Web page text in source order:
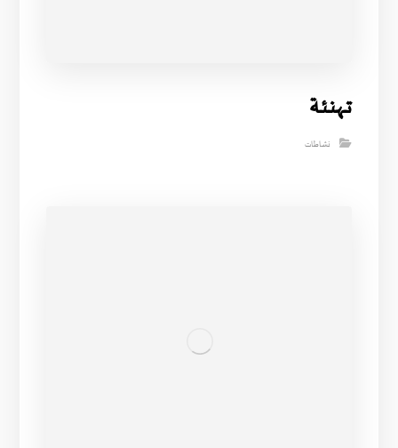
تــهنـئـة
نشاطات